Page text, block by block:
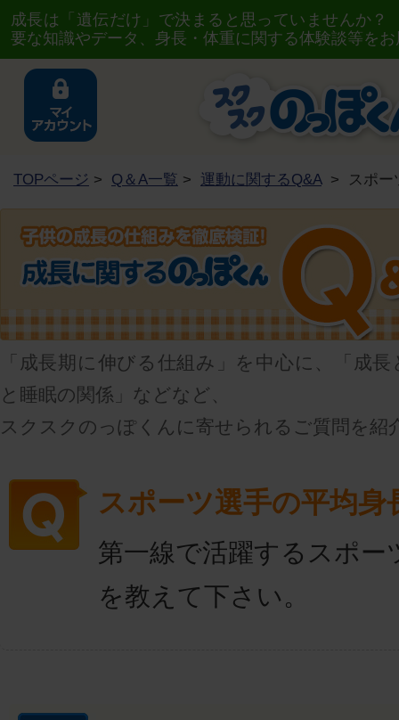
成長は「遺伝だけ」で決まると思っていませんか
要な知識やデータ、身長・体重に関する体験談等を
TOPページ > Q＆A一覧 > 運動に関するQ&A> スポー
「成長期に伸びる仕組み」を中心に、「成
と睡眠の関係」などなど、
スクスクのっぽくんに寄せられるご質問を紹
スポーツ選手の平均身
第一線で活躍するスポー
を教えて下さい。